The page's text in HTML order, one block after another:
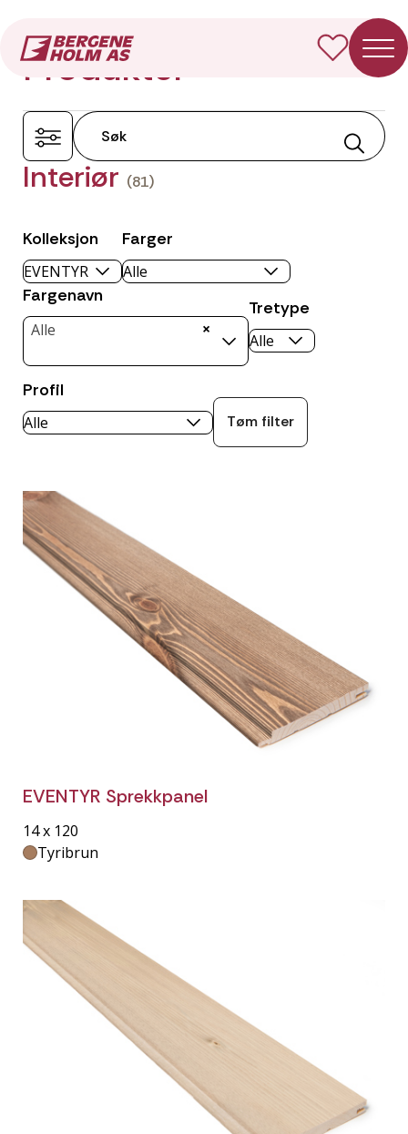
Produkter
Interiør (81)
Kolleksjon Farger
Fargenavn
×
Alle
Tretype
Profil
Tøm filter
EVENTYR Sprekkpanel
14 x 120
Tyribrun